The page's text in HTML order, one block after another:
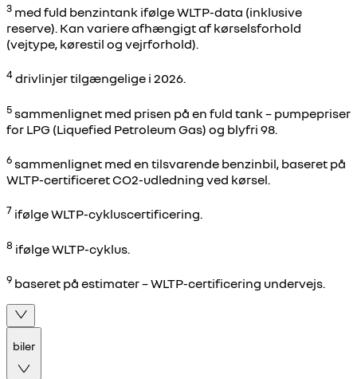
3 med fuld benzintank ifølge WLTP-data (inklusive
reserve). Kan variere afhængigt af kørselsforhold
(vejtype, kørestil og vejrforhold).
4drivlinjer tilgængelige i 2026.
5sammenlignet med prisen på en fuld tank – pumpepriser
for LPG (Liquefied Petroleum Gas) og blyfri 98.
6sammenlignet med en tilsvarende benzinbil, baseret på
WLTP-certificeret CO2-udledning ved kørsel.
7 ifølge WLTP-cykluscertificering.
8 ifølge WLTP-cyklus.
9 baseret på estimater – WLTP-certificering undervejs.
biler